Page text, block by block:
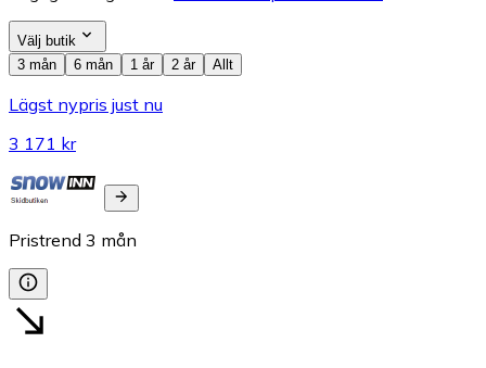
Välj butik
3 mån
6 mån 1 år 2 år Allt
Lägst nypris just nu
3 171 kr
Pristrend 3 mån